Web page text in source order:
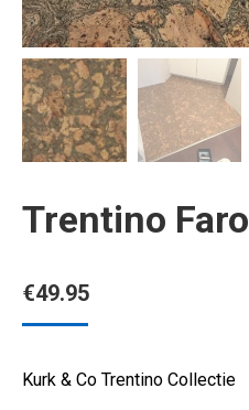
Trentino Faro
€49.95
Kurk & Co Trentino Collectie